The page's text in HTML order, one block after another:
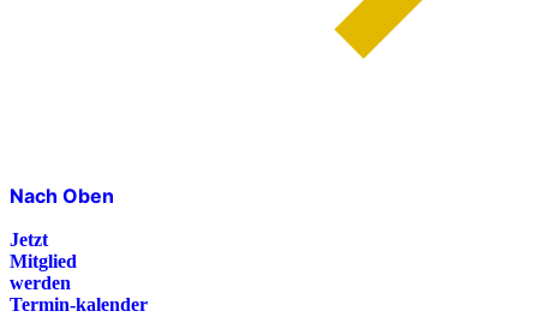
Nach Oben
Jetzt
Mitglied
werden
Termin-kalender